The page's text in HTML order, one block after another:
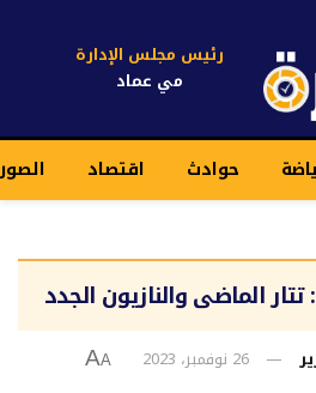
رئيس مجلس الإدارة
مي عماد
حوادث اقتصاد
الماضى والنازيون الجدد
26 نوفمبر، 2023 A
A